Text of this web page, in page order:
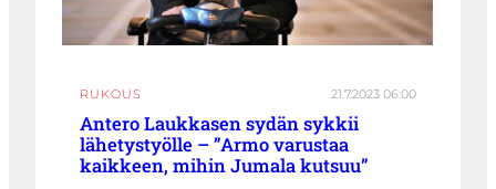
RUKOUS 21.7.2023 06:00
Antero Laukkasen sydän sykkii
lähetystyölle – ”Armo varustaa
kaikkeen, mihin Jumala kutsuu”